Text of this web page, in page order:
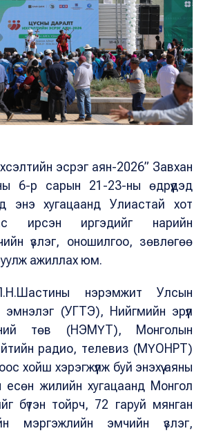
эсрэг аян-2026” Завхан
6-р сарын 21-23-ны өдрүүдэд
энэ хугацаанд Улиастай хот
ирсэн иргэдийг нарийн
үзлэг, оношилгоо, зөвлөгөө
ажиллах юм.
нэрэмжит Улсын
эмнэлэг (УГТЭ), Нийгмийн эрүүл
төв (НЭМҮТ), Монголын
радио, телевиз (МҮОНРТ)
хойш хэрэгжүүлж буй энэхүү аяны
есөн жилийн хугацаанд Монгол
бүтэн тойрч, 72 гаруй мянган
мэргэжлийн эмчийн үзлэг,